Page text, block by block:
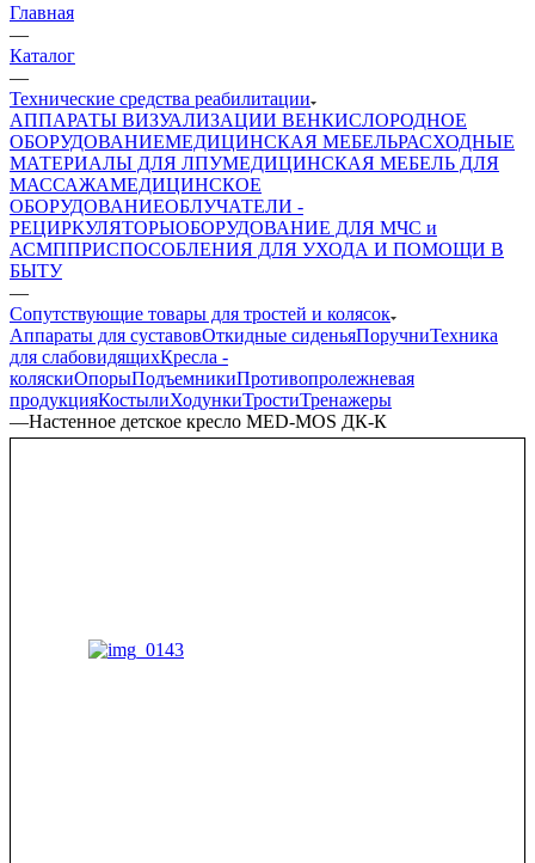
Главная
—
Каталог
—
Технические средства реабилитации
АППАРАТЫ ВИЗУАЛИЗАЦИИ ВЕНКИСЛОРОДНОЕ
ОБОРУДОВАНИЕМЕДИЦИНСКАЯ МЕБЕЛЬРАСХОДНЫЕ
МАТЕРИАЛЫ ДЛЯ ЛПУМЕДИЦИНСКАЯ МЕБЕЛЬ ДЛЯ
МАССАЖАМЕДИЦИНСКОЕ
ОБОРУДОВАНИЕОБЛУЧАТЕЛИ -
РЕЦИРКУЛЯТОРЫОБОРУДОВАНИЕ ДЛЯ МЧС и
АСМППРИСПОСОБЛЕНИЯ ДЛЯ УХОДА И ПОМОЩИ В
БЫТУ
—
Сопутствующие товары для тростей и колясок
Аппараты для суставовОткидные сиденьяПоручниТехника
для слабовидящихКресла -
коляскиОпорыПодъемникиПротивопролежневая
продукцияКостылиХодункиТростиТренажеры
—Настенное детское кресло MED-MOS ДК-К